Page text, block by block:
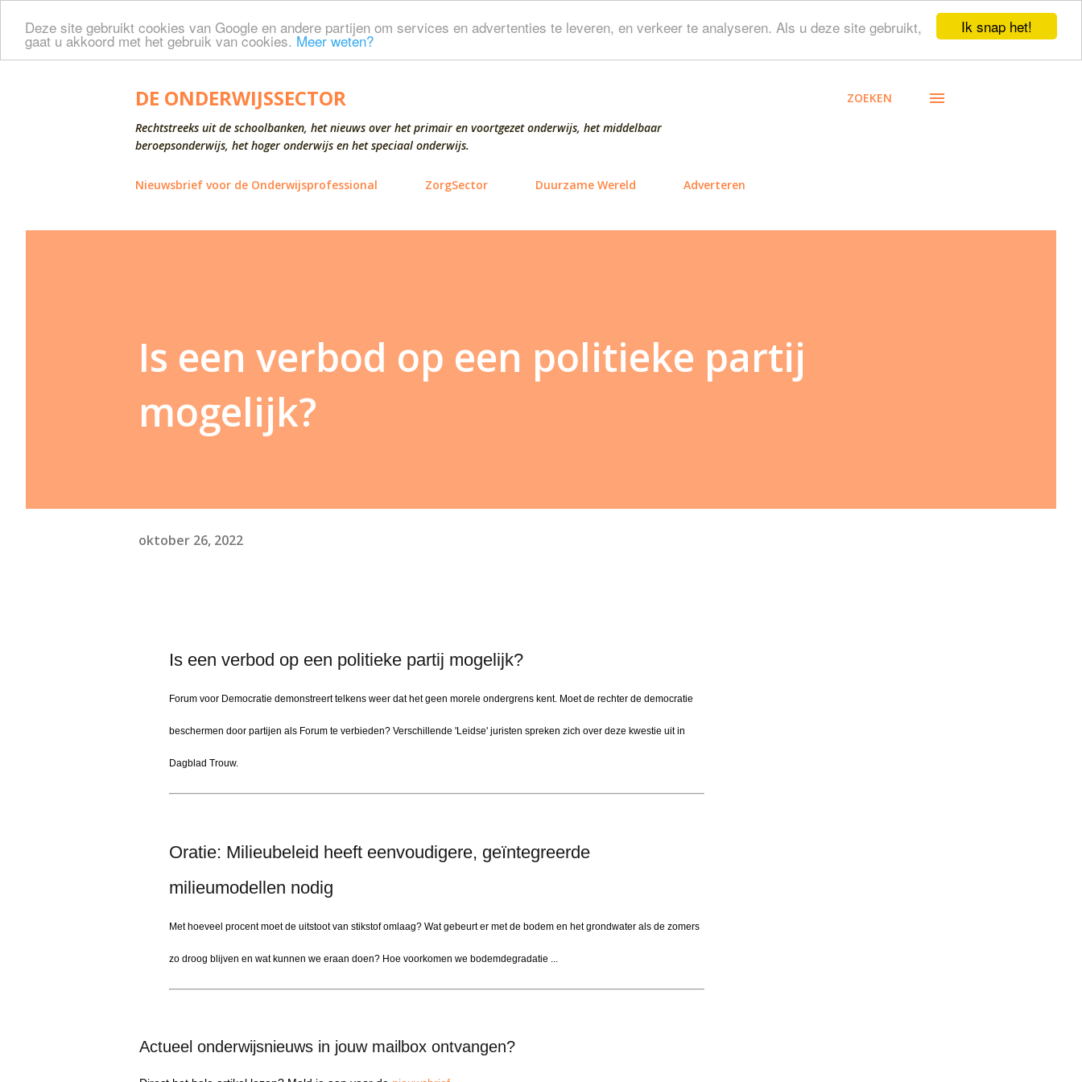
Ik snap het!
Deze site gebruikt cookies van Google en andere partijen om services en advertenties te leveren, en verkeer te analyseren. Als u deze site gebruikt,
gaat u akkoord met het gebruik van cookies. Meer weten?
Doorgaan naar hoofdcontent
DE ONDERWIJSSECTOR
Rechtstreeks uit de schoolbanken, het nieuws over het primair en voortgezet onderwijs, het middelbaar
beroepsonderwijs, het hoger onderwijs en het speciaal onderwijs.
ZOEKEN
Nieuwsbrief voor de Onderwijsprofessional ZorgSector Duurzame Wereld Adverteren
Is een verbod op een politieke partij
mogelijk?
oktober 26, 2022
Is een verbod op een politieke partij mogelijk?
Forum voor Democratie demonstreert telkens weer dat het geen morele ondergrens kent. Moet de rechter de democratie
beschermen door partijen als Forum te verbieden? Verschillende 'Leidse' juristen spreken zich over deze kwestie uit in
Dagblad Trouw.
Oratie: Milieubeleid heeft eenvoudigere, geïntegreerde
milieumodellen nodig
Met hoeveel procent moet de uitstoot van stikstof omlaag? Wat gebeurt er met de bodem en het grondwater als de zomers
zo droog blijven en wat kunnen we eraan doen? Hoe voorkomen we bodemdegradatie ...
Actueel onderwijsnieuws in jouw mailbox ontvangen?